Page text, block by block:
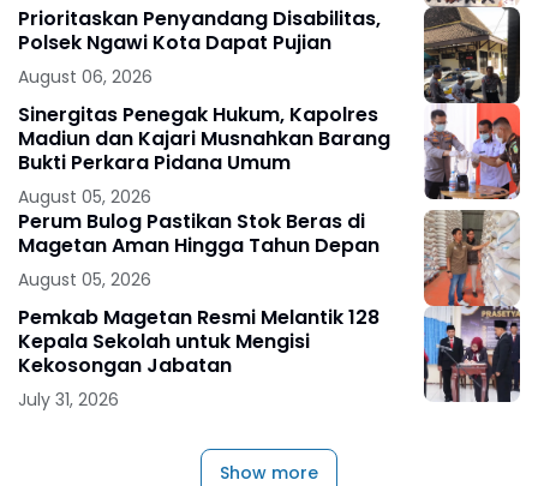
Prioritaskan Penyandang Disabilitas,
Polsek Ngawi Kota Dapat Pujian
August 06, 2026
Sinergitas Penegak Hukum, Kapolres
Madiun dan Kajari Musnahkan Barang
Bukti Perkara Pidana Umum
August 05, 2026
Perum Bulog Pastikan Stok Beras di
Magetan Aman Hingga Tahun Depan
August 05, 2026
Pemkab Magetan Resmi Melantik 128
Kepala Sekolah untuk Mengisi
Kekosongan Jabatan
July 31, 2026
Show more